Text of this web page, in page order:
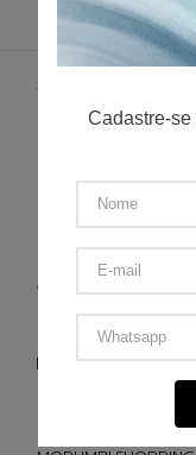
SUPORTE
CONTATO
SHOPPING
Cadastre-se